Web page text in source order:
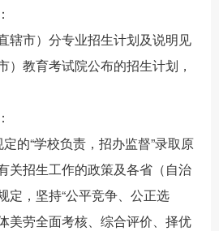
辖市）分专业招生计划及说明见
）教育考试院公布的招生计划，
的“学校负责，招办监督”录取原
关招生工作的政策及各省（自治
定，坚持“公平竞争、公正选
美劳全面考核、综合评价、择优